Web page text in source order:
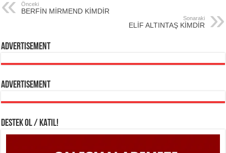
Önceki
BERFİN MİRMEND KİMDİR
Sonaraki
ELİF ALTINTAŞ KİMDİR
Advertisement
Advertisement
DESTEK OL / KATIL!